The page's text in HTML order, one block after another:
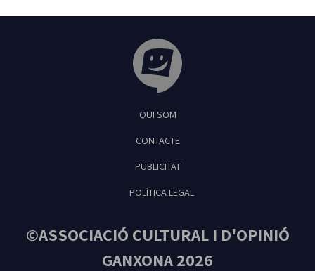
Feliu de Guíxols
QUI SOM
CONTACTE
PUBLICITAT
POLÍTICA LEGAL
©ASSOCIACIÓ CULTURAL I D'OPINIÓ
GANXONA 2026